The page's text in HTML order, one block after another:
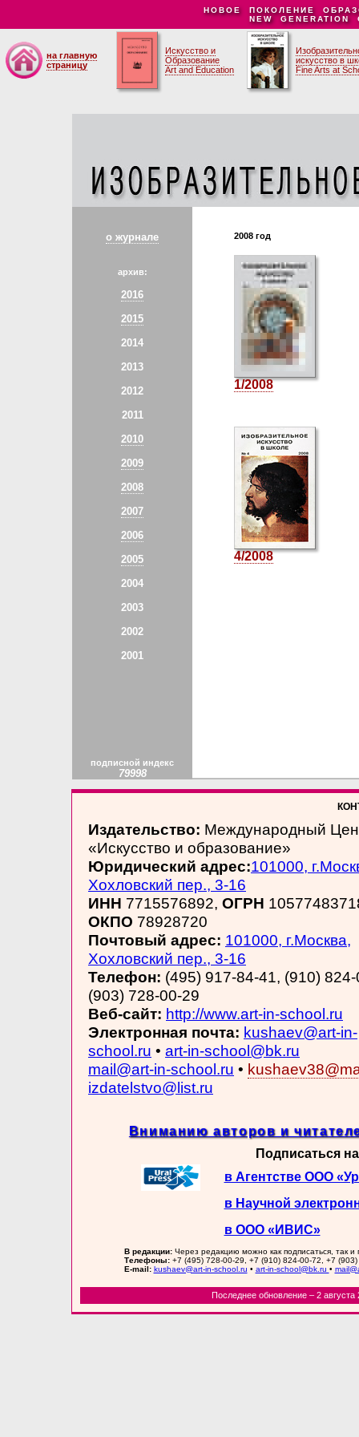
НОВОЕ ПОКОЛЕНИЕ
NEW GENERATION
на главную
страницу
Искусство и
Образование
Art and Education
искусство в
Fine Arts at
о журнале
архив:
2016
2015
2014
2013
2012
2011
2010
2009
2008
2007
2006
2005
2004
2003
2002
2001
подписной индекс
79998
2008 год
1/2008
4/2008
Издательство: Международный
«Искусство и образование»
Юридический адрес:101000,
Хохловский пер., 3-16
ИНН 7715576892, ОГРН
ОКПО 78928720
Почтовый адрес: 101000, г.Москва,
Хохловский пер., 3-16
Телефон: (495) 917-84-41, (910)
(903) 728-00-29
Веб-сайт: http://www.art-in-school.ru
Электронная почта: kushaev@art-in-
school.ru • art-in-school@bk.ru
mail@art-in-school.ru •
izdatelstvo@list.ru
Вниманию авторов и
Подписаться
в Агентстве ООО
в Научной
в ООО «ИВИС»
В редакции:Через редакцию можно как подписаться, так
Телефоны:+7 (495) 728-00-29, +7 (910) 824-00-72, +7
E-mail: kushaev@art-in-school.ru • art-in-school@bk.ru •
Последнее обновление – 2 августа